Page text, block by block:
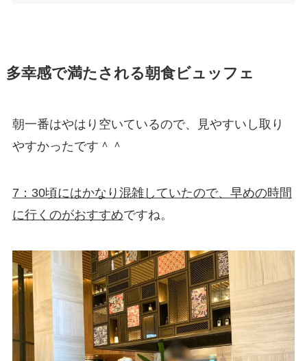
多幸感で満たされる朝食ビュッフェ
朝一番はやはり空いているので、見やすいし取り
やすかったです＾＾
7：30頃にはかなり混雑していたので、早めの時間
に行くのがおすすめですね。